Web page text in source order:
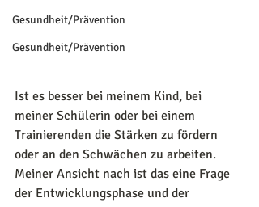
Gesundheit/Prävention
Gesundheit/Prävention
Ist es besser bei meinem Kind, bei
meiner Schülerin oder bei einem
Trainierenden die Stärken zu fördern
oder an den Schwächen zu arbeiten.
Meiner Ansicht nach ist das eine Frage
der Entwicklungsphase und der